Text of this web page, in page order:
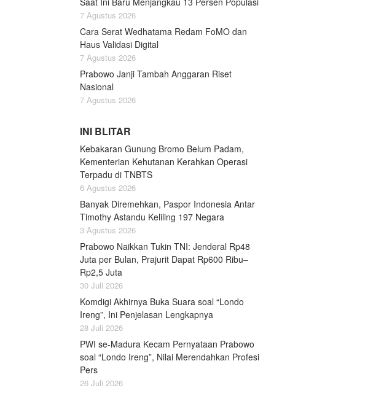
7 Agustus 2026
Cara Serat Wedhatama Redam FoMO dan
Haus Validasi Digital
7 Agustus 2026
Prabowo Janji Tambah Anggaran Riset
Nasional
7 Agustus 2026
INI BLITAR
Kebakaran Gunung Bromo Belum Padam,
Kementerian Kehutanan Kerahkan Operasi
Terpadu di TNBTS
6 Agustus 2026
Banyak Diremehkan, Paspor Indonesia Antar
Timothy Astandu Keliling 197 Negara
3 Agustus 2026
Prabowo Naikkan Tukin TNI: Jenderal Rp48
Juta per Bulan, Prajurit Dapat Rp600 Ribu–
Rp2,5 Juta
30 Juli 2026
Komdigi Akhirnya Buka Suara soal “Londo
Ireng”, Ini Penjelasan Lengkapnya
28 Juli 2026
PWI se-Madura Kecam Pernyataan Prabowo
soal “Londo Ireng”, Nilai Merendahkan Profesi
Pers
26 Juli 2026